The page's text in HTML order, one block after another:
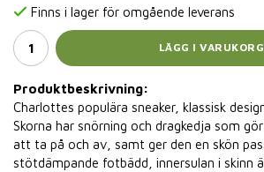
Finns i lager för omgående leverans
LÄGG I
Produktbeskrivning:
Charlottes populära sneaker, klassisk
Skorna har snörning och dragkedja som
att ta på och av, samt ger den en skön
stötdämpande fotbädd, innersulan i skinn